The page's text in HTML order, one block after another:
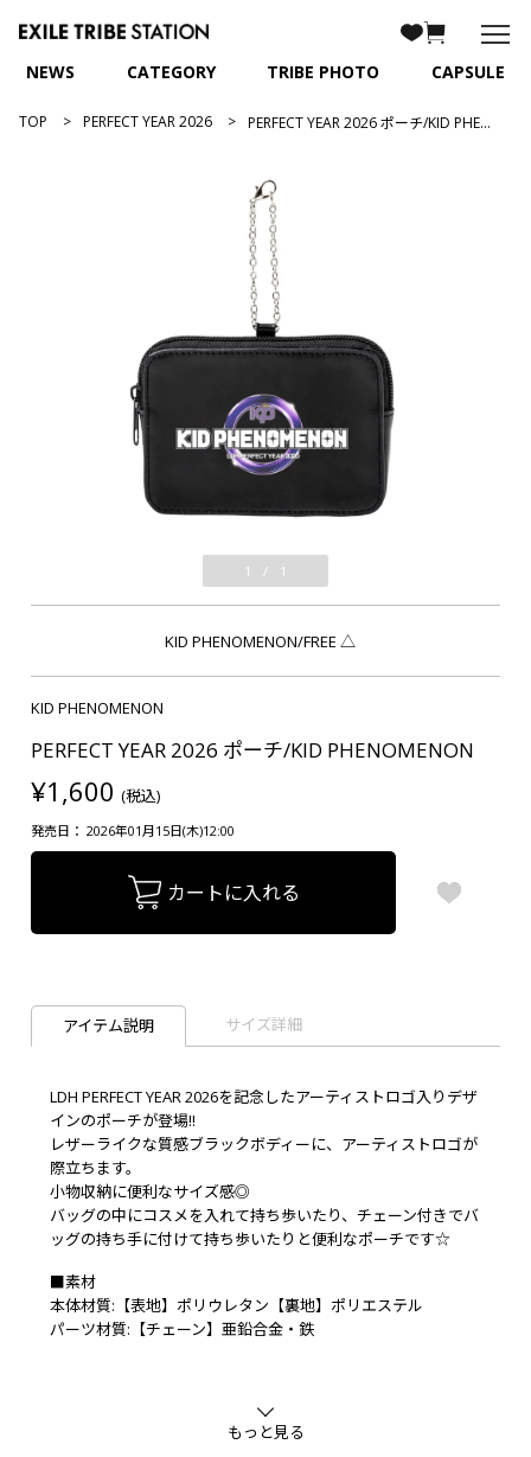
NEWS CATEGORY TRIBE PHOTO CAPSULE
TOP PERFECT YEAR 2026 PERFECT YEAR 2026 ポーチ/KID PHENOMENON
1 / 1
KID PHENOMENON/FREE △
KID PHENOMENON
PERFECT YEAR 2026 ポーチ/KID PHENOMENON
¥1,600 (税込)
発売日： 2026年01月15日(木)12:00
カートに入れる
アイテム説明 サイズ詳細
LDH PERFECT YEAR 2026を記念したアーティストロゴ入りデザ
インのポーチが登場!!
レザーライクな質感ブラックボディーに、アーティストロゴが
際立ちます。
小物収納に便利なサイズ感◎
バッグの中にコスメを入れて持ち歩いたり、チェーン付きでバ
ッグの持ち手に付けて持ち歩いたりと便利なポーチです☆
■素材
本体材質:【表地】ポリウレタン【裏地】ポリエステル
パーツ材質:【チェーン】亜鉛合金・鉄
もっと見る